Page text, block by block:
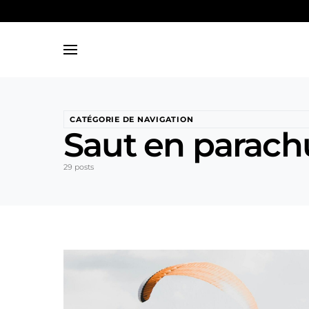
CATÉGORIE DE NAVIGATION
Saut en
29 posts